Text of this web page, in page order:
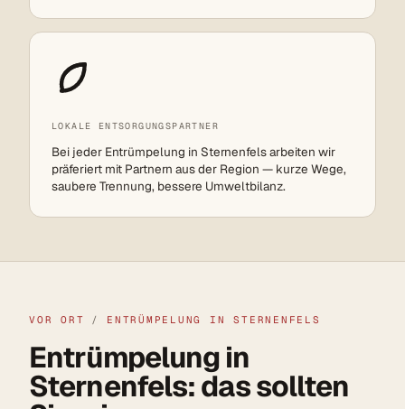
LOKALE ENTSORGUNGSPARTNER
Bei jeder Entrümpelung in Sternenfels arbeiten wir
präferiert mit Partnern aus der Region — kurze Wege,
saubere Trennung, bessere Umweltbilanz.
VOR ORT / ENTRÜMPELUNG IN STERNENFELS
Entrümpelung in
Sternenfels: das sollten